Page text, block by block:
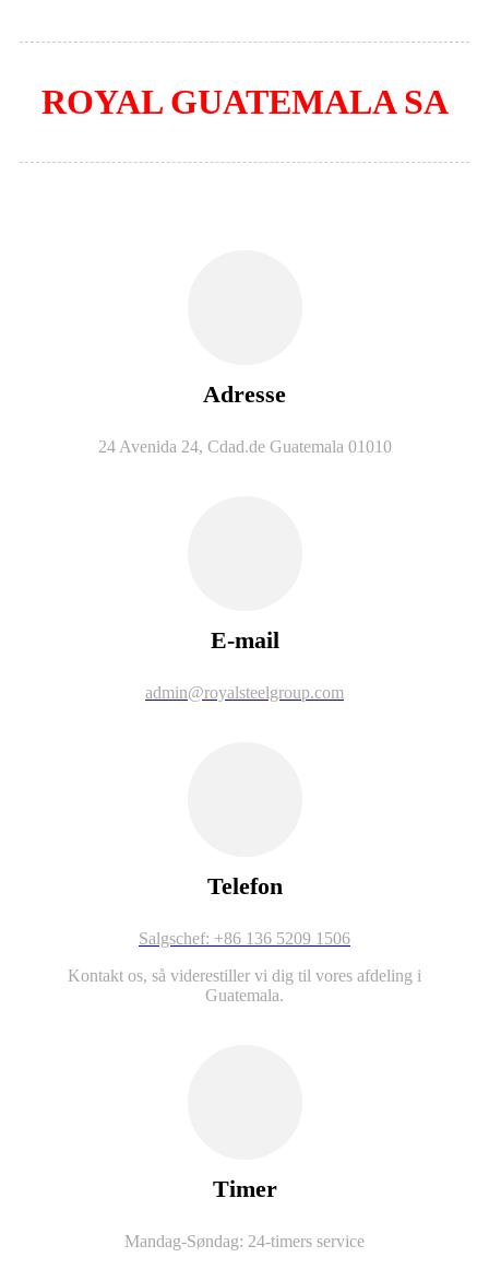
ROYAL GUATEMALA SA
Adresse
24 Avenida 24, Cdad.de Guatemala 01010
E-mail
admin@royalsteelgroup.com
Telefon
Salgschef: +86 136 5209 1506
Kontakt os, så viderestiller vi dig til vores afdeling i
Guatemala.
Timer
Mandag-Søndag: 24-timers service